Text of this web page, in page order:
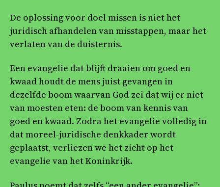
De oplossing voor doel missen is niet het
juridisch afhandelen van misstappen, maar het
verlaten van de duisternis.
Een evangelie dat blijft draaien om goed en
kwaad houdt de mens juist gevangen in
dezelfde boom waarvan God zei dat wij er niet
van moesten eten: de boom van kennis van
goed en kwaad. Zodra het evangelie volledig in
dat moreel-juridische denkkader wordt
geplaatst, verliezen we het zicht op het
evangelie van het Koninkrijk.